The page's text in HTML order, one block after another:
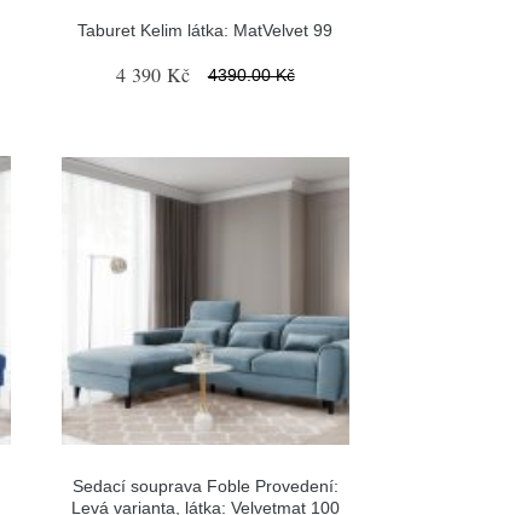
Taburet Kelim látka: MatVelvet 99
4 390 Kč 4390.00 Kč
Sedací souprava Foble Provedení:
Levá varianta, látka: Velvetmat 100